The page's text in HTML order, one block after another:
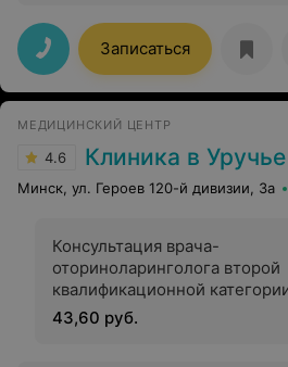
Записаться
МЕДИЦИНСКИЙ ЦЕНТР
4.6 Клиника в Уручье
Минск, ул. Героев 120-й дивизии, 3а
Консультация врача-
оториноларинголога второй
квалификационной
43,60 руб.